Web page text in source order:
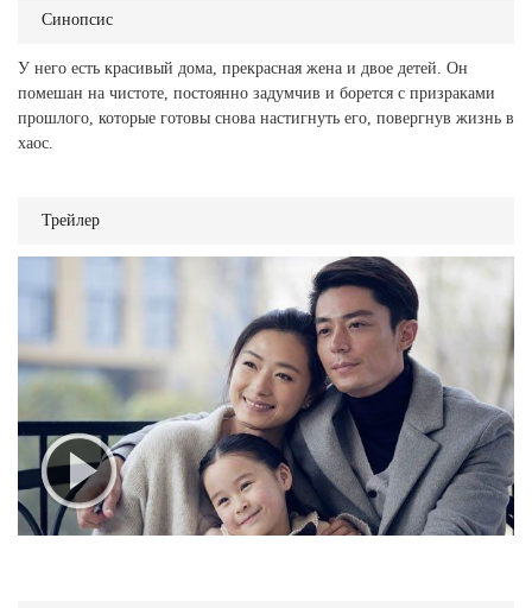
Синопсис
У него есть красивый дома, прекрасная жена и двое детей. Он
помешан на чистоте, постоянно задумчив и борется с призраками
прошлого, которые готовы снова настигнуть его, повергнув жизнь в
хаос.
Трейлер